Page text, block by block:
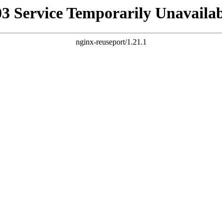
Service Temporarily
nginx-reuseport/1.21.1